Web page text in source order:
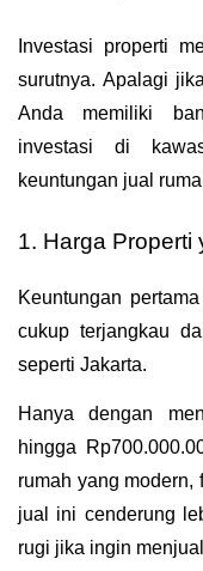
Investasi properti
surutnya. Apalagi
Anda memiliki
investasi di
keuntungan jual
1. Harga Properti
Keuntungan
cukup terjangkau
seperti Jakarta.
Hanya dengan
hingga
rumah yang modern,
jual ini cenderung
rugi jika ingin